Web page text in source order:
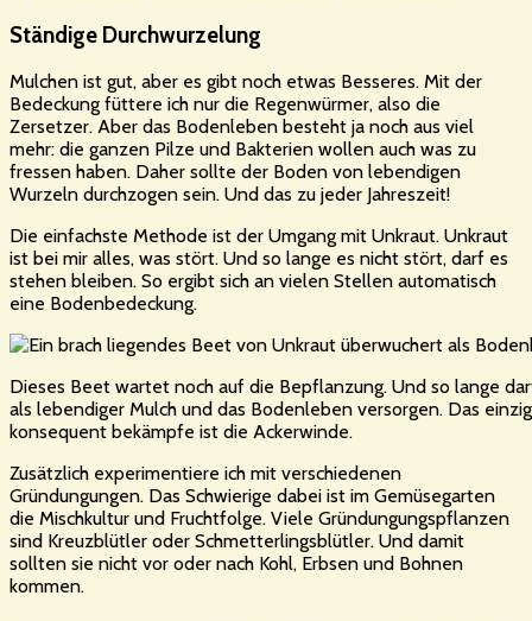
Ständige Durchwurzelung
Mulchen ist gut, aber es gibt noch etwas Besseres. Mit der
Bedeckung füttere ich nur die Regenwürmer, also die
Zersetzer. Aber das Bodenleben besteht ja noch aus viel
mehr: die ganzen Pilze und Bakterien wollen auch was zu
fressen haben. Daher sollte der Boden von lebendigen
Wurzeln durchzogen sein. Und das zu jeder Jahreszeit!
Die einfachste Methode ist der Umgang mit Unkraut. Unkraut
ist bei mir alles, was stört. Und so lange es nicht stört, darf es
stehen bleiben. So ergibt sich an vielen Stellen automatisch
eine Bodenbedeckung.
Dieses Beet wartet noch auf die Bepflanzung. Und so lange
als lebendiger Mulch und das Bodenleben versorgen. Das
konsequent bekämpfe ist die Ackerwinde.
Zusätzlich experimentiere ich mit verschiedenen
Gründungungen. Das Schwierige dabei ist im Gemüsegarten
die Mischkultur und Fruchtfolge. Viele Gründungungspflanzen
sind Kreuzblütler oder Schmetterlingsblütler. Und damit
sollten sie nicht vor oder nach Kohl, Erbsen und Bohnen
kommen.